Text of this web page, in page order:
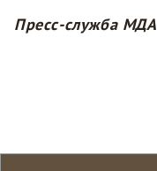
Пресс-служба МДА